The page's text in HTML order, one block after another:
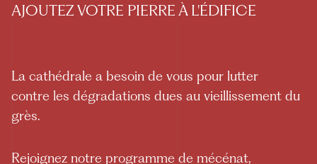
AJOUTEZ VOTRE PIERRE À L'ÉDIFICE
La cathédrale a besoin de vous pour lutter
contre les dégradations dues au vieillissement du
grès.
Rejoignez notre programme de mécénat,